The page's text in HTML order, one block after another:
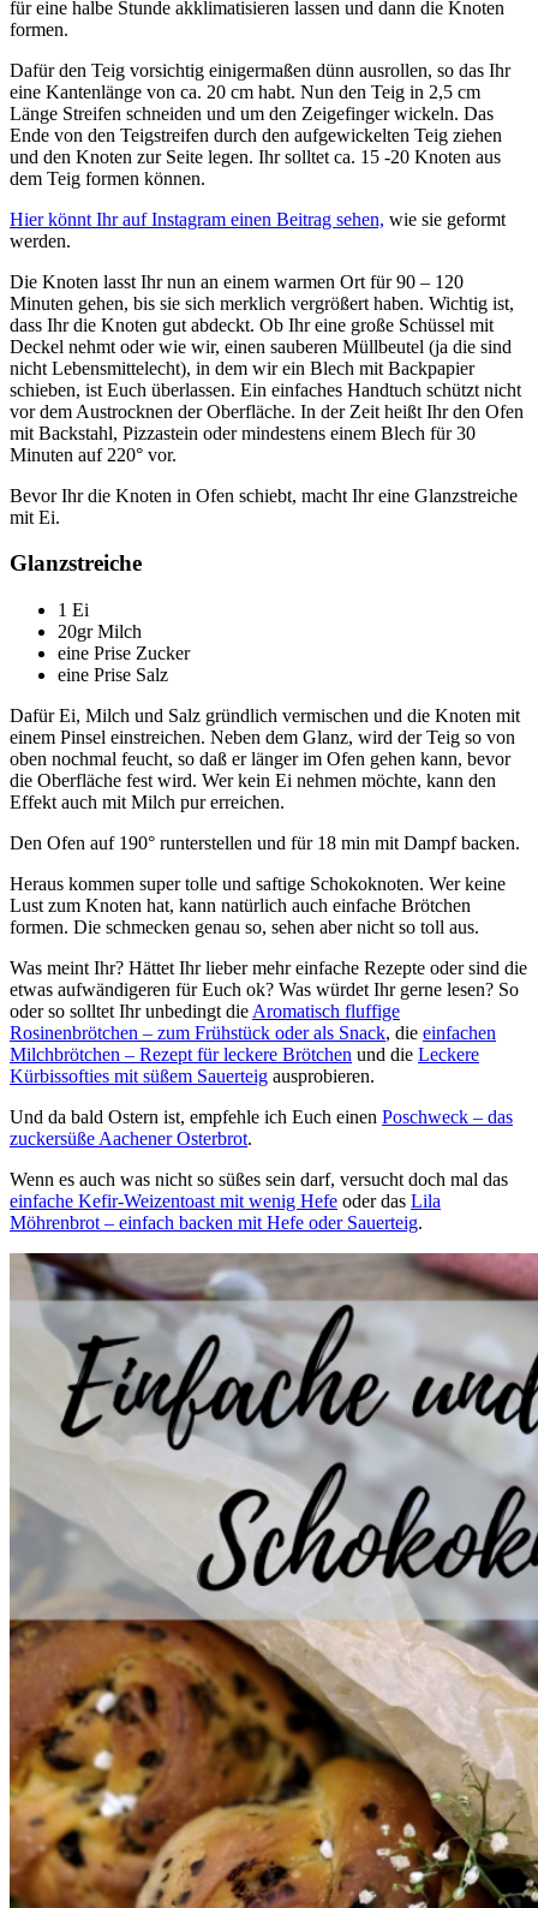
für eine halbe Stunde akklimatisieren lassen und dann die Knoten
formen.
Dafür den Teig vorsichtig einigermaßen dünn ausrollen, so das Ihr
eine Kantenlänge von ca. 20 cm habt. Nun den Teig in 2,5 cm
Länge Streifen schneiden und um den Zeigefinger wickeln. Das
Ende von den Teigstreifen durch den aufgewickelten Teig ziehen
und den Knoten zur Seite legen. Ihr solltet ca. 15 -20 Knoten aus
dem Teig formen können.
Hier könnt Ihr auf Instagram einen Beitrag sehen, wie sie geformt
werden.
Die Knoten lasst Ihr nun an einem warmen Ort für 90 – 120
Minuten gehen, bis sie sich merklich vergrößert haben. Wichtig ist,
dass Ihr die Knoten gut abdeckt. Ob Ihr eine große Schüssel mit
Deckel nehmt oder wie wir, einen sauberen Müllbeutel (ja die sind
nicht Lebensmittelecht), in dem wir ein Blech mit Backpapier
schieben, ist Euch überlassen. Ein einfaches Handtuch schützt nicht
vor dem Austrocknen der Oberfläche. In der Zeit heißt Ihr den Ofen
mit Backstahl, Pizzastein oder mindestens einem Blech für 30
Minuten auf 220° vor.
Bevor Ihr die Knoten in Ofen schiebt, macht Ihr eine Glanzstreiche
mit Ei.
Glanzstreiche
1 Ei
20gr Milch
eine Prise Zucker
eine Prise Salz
Dafür Ei, Milch und Salz gründlich vermischen und die Knoten mit
einem Pinsel einstreichen. Neben dem Glanz, wird der Teig so von
oben nochmal feucht, so daß er länger im Ofen gehen kann, bevor
die Oberfläche fest wird. Wer kein Ei nehmen möchte, kann den
Effekt auch mit Milch pur erreichen.
Den Ofen auf 190° runterstellen und für 18 min mit Dampf backen.
Heraus kommen super tolle und saftige Schokoknoten. Wer keine
Lust zum Knoten hat, kann natürlich auch einfache Brötchen
formen. Die schmecken genau so, sehen aber nicht so toll aus.
Was meint Ihr? Hättet Ihr lieber mehr einfache Rezepte oder sind die
etwas aufwändigeren für Euch ok? Was würdet Ihr gerne lesen? So
oder so solltet Ihr unbedingt die Aromatisch fluffige
Rosinenbrötchen – zum Frühstück oder als Snack, die einfachen
Milchbrötchen – Rezept für leckere Brötchen und die Leckere
Kürbissofties mit süßem Sauerteig ausprobieren.
Und da bald Ostern ist, empfehle ich Euch einen Poschweck – das
zuckersüße Aachener Osterbrot.
Wenn es auch was nicht so süßes sein darf, versucht doch mal das
einfache Kefir-Weizentoast mit wenig Hefe oder das Lila
Möhrenbrot – einfach backen mit Hefe oder Sauerteig.